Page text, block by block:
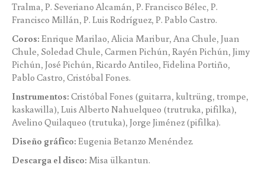
Tralma, P. Severiano Alcamán, P. Francisco Bélec, P.
Francisco Millán, P. Luis Rodríguez, P. Pablo Castro.
Coros: Enrique Marilao, Alicia Maribur, Ana Chule, Juan
Chule, Soledad Chule, Carmen Pichún, Rayén Pichún, Jimy
Pichún, José Pichún, Ricardo Antileo, Fidelina Portiño,
Pablo Castro, Cristóbal Fones.
Instrumentos: Cristóbal Fones (guitarra, kultrüng, trompe,
kaskawilla), Luis Alberto Nahuelqueo (trutruka, pifilka),
Avelino Quilaqueo (trutuka), Jorge Jiménez (pifilka).
Diseño gráfico: Eugenia Betanzo Menéndez.
Descarga el disco: Misa ülkantun.